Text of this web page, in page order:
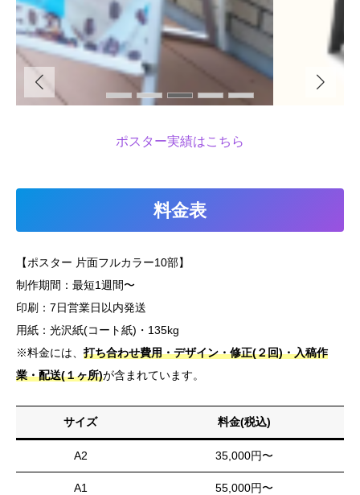
ポスター実績はこちら
料金表
【ポスター 片面フルカラー10部】
制作期間：最短1週間〜
印刷：7日営業日以内発送
用紙：光沢紙(コート紙)・135kg
※料金には、 打ち合わせ費用・デザイン・修正(２回)・入稿作
業・配送(１ヶ所)が含まれています。
サイズ 料金(税込)
A2 35,000円〜
A1 55,000円〜